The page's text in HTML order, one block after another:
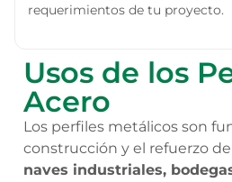
requerimientos de tu proyecto.
Usos de los
Acero
Los perfiles metálicos son
construcción y el refuerzo de
naves industriales,